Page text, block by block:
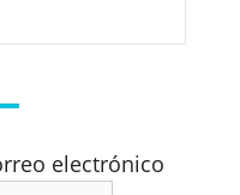
electrónico